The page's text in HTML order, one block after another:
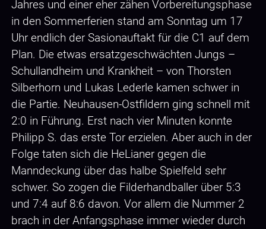
Jahres und einer eher zähen Vorbereitungsphase
in den Sommerferien stand am Sonntag um 17
Uhr endlich der Sasionauftakt für die C1 auf dem
Plan. Die etwas ersatzgeschwächten Jungs –
Schullandheim und Krankheit – von Thorsten
Silberhorn und Lukas Lederle kamen schwer in
die Partie. Neuhausen-Ostfildern ging schnell mit
2:0 in Führung. Erst nach vier Minuten konnte
Philipp S. das erste Tor erzielen. Aber auch in der
Folge taten sich die HeLianer gegen die
Manndeckung über das halbe Spielfeld sehr
schwer. So zogen die Filderhandballer über 5:3
und 7:4 auf 8:6 davon. Vor allem die Nummer 2
brach in der Anfangsphase immer wieder durch